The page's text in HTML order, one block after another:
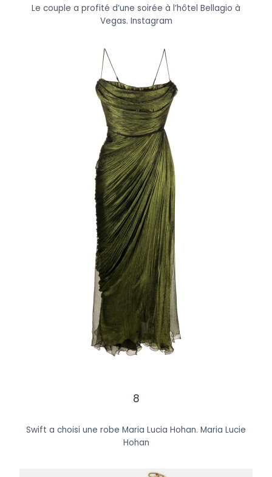
Le couple a profité d’une soirée à l’hôtel Bellagio à
Vegas. Instagram
8
Swift a choisi une robe Maria Lucia Hohan. Maria Lucie
Hohan